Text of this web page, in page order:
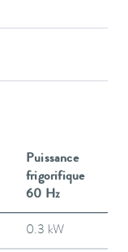
Puissance
frigorifique
60 Hz
0.3 kW